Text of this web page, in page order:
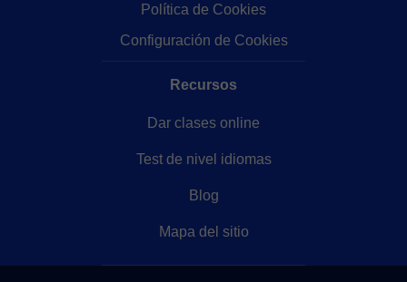
Política de Cookies
Configuración de Cookies
Recursos
Dar clases online
Test de nivel idiomas
Blog
Mapa del sitio